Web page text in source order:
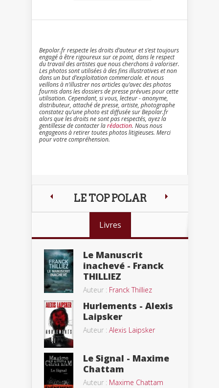
Bepolar.fr respecte les droits d’auteur et s’est toujours
engagé à être rigoureux sur ce point, dans le respect
du travail des artistes que nous cherchons à valoriser.
Les photos sont utilisées à des fins illustratives et non
dans un but d’exploitation commerciale. et nous
veillons à n’illustrer nos articles qu’avec des photos
fournis dans les dossiers de presse prévues pour cette
utilisation. Cependant, si vous, lecteur - anonyme,
distributeur, attaché de presse, artiste, photographe
constatez qu’une photo est diffusée sur Bepolar.fr
alors que les droits ne sont pas respectés, ayez la
gentillesse de contacter larédaction. Nous nous
engageons à retirer toutes photos litigieuses. Merci
pour votre compréhension.
LE TOP POLAR
Livres
Le Manuscrit
inachevé - Franck
THILLIEZ
Auteur : Franck Thilliez
Hurlements - Alexis
Laipsker
Auteur : Alexis Laipsker
Le Signal - Maxime
Chattam
Auteur : Maxime Chattam